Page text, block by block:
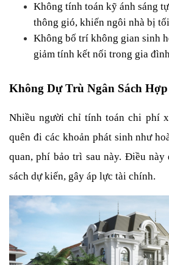
Không tính toán kỹ ánh sáng
thông gió, khiến ngôi nhà bị
Không bố trí không gian sinh
giảm tính kết nối trong gia
Không Dự Trù Ngân Sách
Nhiều người chỉ tính toán chi phí
quên đi các khoản phát sinh như
quan, phí bảo trì sau này. Điều này
sách dự kiến, gây áp lực tài chính.